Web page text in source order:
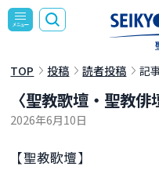
TOP 投稿 読者投稿 記
〈聖教歌壇・聖教俳
2026年6月10日
【聖教歌壇】